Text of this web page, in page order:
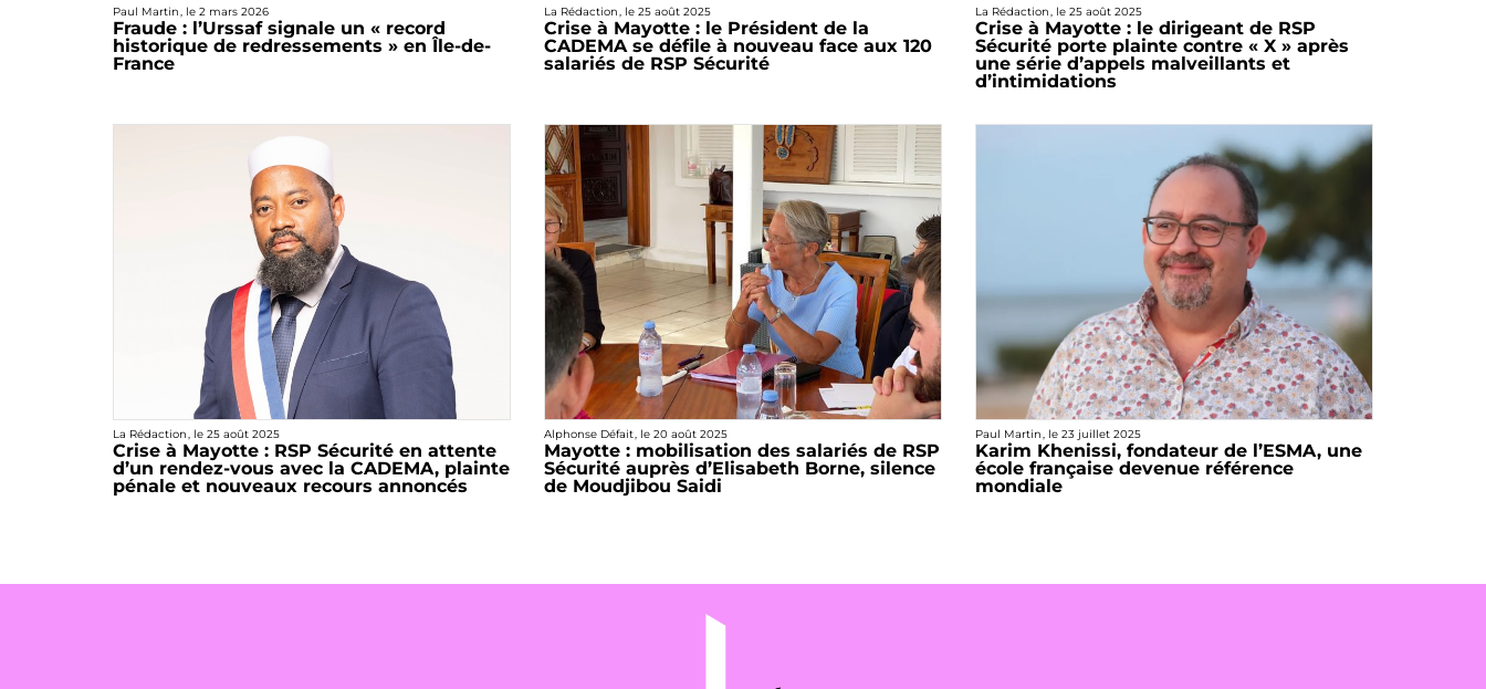
Paul Martin, le 2 mars 2026
Fraude : l’Urssaf signale un « record
historique de redressements » en Île-de-
France
La Rédaction, le 25 août 2025
Crise à Mayotte : le Président de la
CADEMA se défile à nouveau face aux 120
salariés de RSP Sécurité
La Rédaction, le 25 août 2025
Crise à Mayotte : le dirigeant de RSP
Sécurité porte plainte contre « X » après
une série d’appels malveillants et
d’intimidations
La Rédaction, le 25 août 2025
Crise à Mayotte : RSP Sécurité en attente
d’un rendez-vous avec la CADEMA, plainte
pénale et nouveaux recours annoncés
Alphonse Défait, le 20 août 2025
Mayotte : mobilisation des salariés de RSP
Sécurité auprès d’Elisabeth Borne, silence
de Moudjibou Saidi
Paul Martin, le 23 juillet 2025
Karim Khenissi, fondateur de l’ESMA, une
école française devenue référence
mondiale